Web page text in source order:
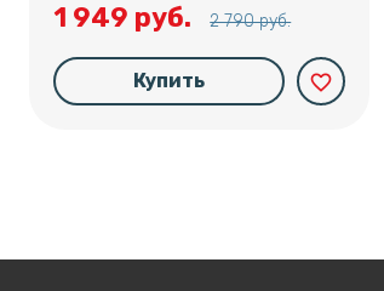
1 949 руб. 2 790 руб.
Купить favorite_border